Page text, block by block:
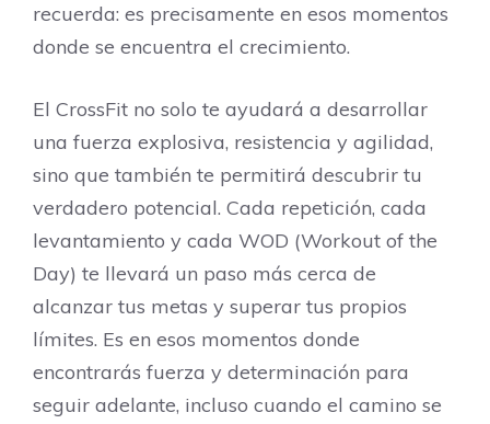
recuerda: es precisamente en esos momentos
donde se encuentra el crecimiento.
El CrossFit no solo te ayudará a desarrollar
una fuerza explosiva, resistencia y agilidad,
sino que también te permitirá descubrir tu
verdadero potencial. Cada repetición, cada
levantamiento y cada WOD (Workout of the
Day) te llevará un paso más cerca de
alcanzar tus metas y superar tus propios
límites. Es en esos momentos donde
encontrarás fuerza y ​​determinación para
seguir adelante, incluso cuando el camino se